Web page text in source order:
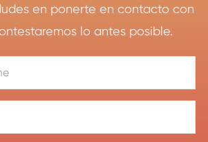
en ponerte en contacto con
lo antes posible.